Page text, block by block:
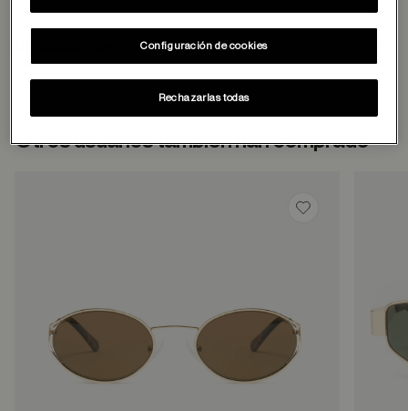
Declaración de conformidad
Otros usuarios también han comprado
Guardar en
Configuración de cookies
Rechazarlas todas